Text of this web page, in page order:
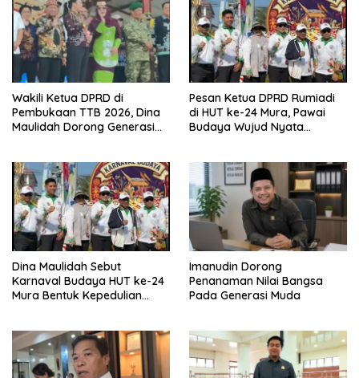
Wakili Ketua DPRD di
Pembukaan TTB 2026, Dina
Maulidah Dorong Generasi
Pesan Ketua DPRD Rumiadi
di HUT ke-24 Mura, Pawai
Budaya Wujud Nyata
Dina Maulidah Sebut
Karnaval Budaya HUT ke-24
Mura Bentuk Kepedulian
Imanudin Dorong
Penanaman Nilai Bangsa
Pada Generasi Muda